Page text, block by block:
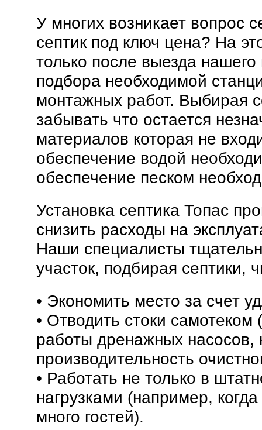
У многих возникает вопрос
септик под ключ цена? На
только после выезда
подбора необходимой
монтажных работ. Выбирая
забывать что остается
материалов которая не
обеспечение водой
обеспечение песком
Установка септика Топас
снизить расходы на
Наши специалисты
участок, подбирая септики,
• Экономить место за счет
• Отводить стоки
работы дренажных насосов,
производительность
• Работать не только в
нагрузками (например,
много гостей).